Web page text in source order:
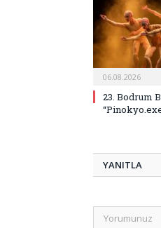
06.08.2026
23. Bodrum
YANITLA